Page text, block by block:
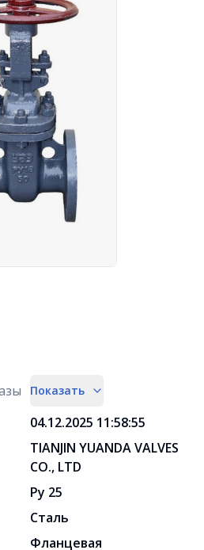
Показать
04.12.2025 11:58:55
TIANJIN YUANDA VALVES
CO., LTD
Ру 25
Сталь
Фланцевая